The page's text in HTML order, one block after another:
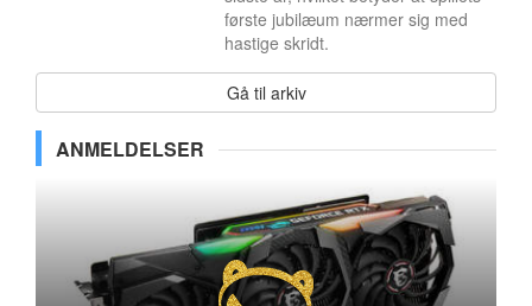
første jubilæum nærmer sig med
hastige skridt.
Gå til arkiv
ANMELDELSER